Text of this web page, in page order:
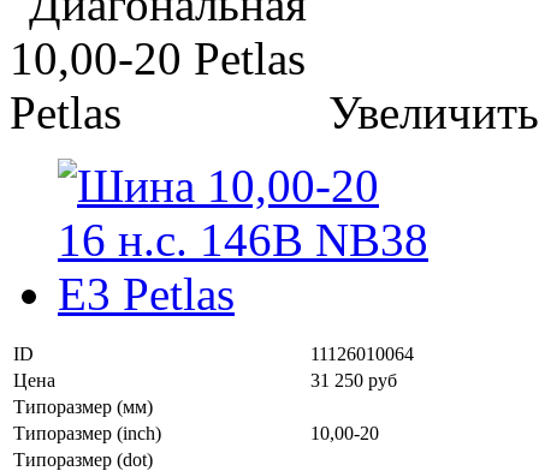
Увеличить
ID
11126010064
Цена
31 250 руб
Типоразмер (мм)
Типоразмер (inch)
10,00-20
Типоразмер (dot)